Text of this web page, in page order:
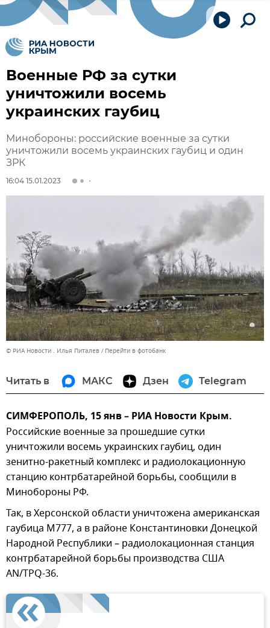
Военные РФ за сутки
уничтожили восемь
украинских гаубиц
Минобороны: российские военные за сутки
уничтожили восемь украинских гаубиц и один
ЗРК
16:04 15.01.2023
© РИА Новости . Илья Питалев Перейти в фотобанк
Читать в МАКС Дзен Telegram
СИМФЕРОПОЛЬ, 15 янв – РИА Новости Крым.
Российские военные за прошедшие сутки
уничтожили восемь украинских гаубиц, один
зенитно-ракетный комплекс и радиолокационную
станцию контрбатарейной борьбы, сообщили в
Минобороны РФ.
Так, в Херсонской области уничтожена американская
гаубица М777, а в районе Константиновки Донецкой
Народной Республики – радиолокационная станция
контрбатарейной борьбы производства США
AN/TPQ-36.